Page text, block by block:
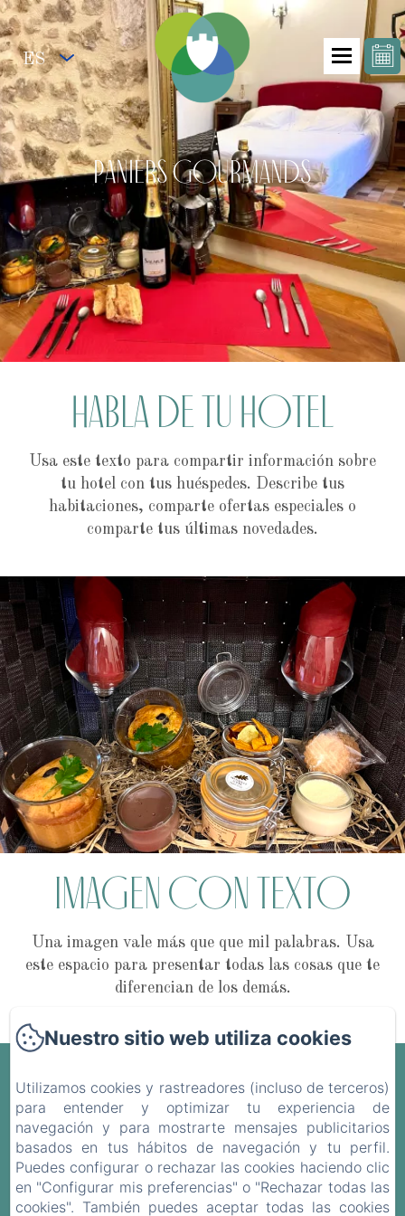
ES
Paniers Gourmands
Habla de tu hotel
Usa este texto para compartir información sobre
tu hotel con tus huéspedes. Describe tus
habitaciones, comparte ofertas especiales o
comparte tus últimas novedades.
Imagen con texto
Una imagen vale más que que mil palabras. Usa
este espacio para presentar todas las cosas que te
diferencian de los demás.
Le Vieux Château
d'Airvault
Política de privacidad Información legal
Información sobre cookies
Nuestro sitio web utiliza cookies
Utilizamos cookies y rastreadores (incluso de terceros)
para entender y optimizar tu experiencia de
navegación y para mostrarte mensajes publicitarios
basados en tus hábitos de navegación y tu perfil.
Puedes configurar o rechazar las cookies haciendo clic
en "Configurar mis preferencias" o "Rechazar todas las
cookies". También puedes aceptar todas las cookies